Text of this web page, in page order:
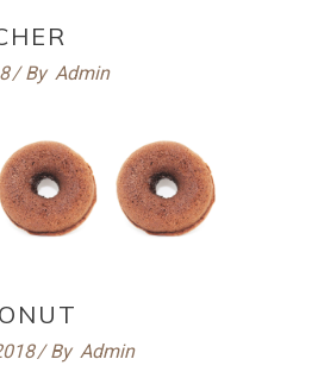
By Admin
By Admin